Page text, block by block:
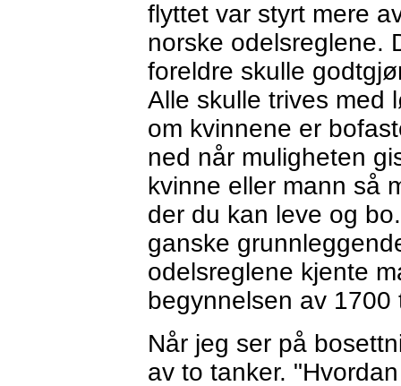
flyttet var styrt mere
norske odelsreglene.
foreldre skulle
Alle skulle trives med
om kvinnene er
ned når muligheten
kvinne eller mann så
der du kan leve og
ganske
odelsreglene kjente
begynnelsen av 1700
Når jeg ser på
av to tanker.